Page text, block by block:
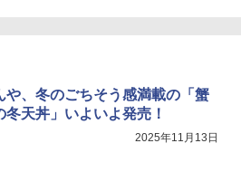
や、冬のごちそう感満載の「蟹
冬天丼」いよいよ発売！
2025年11月13日